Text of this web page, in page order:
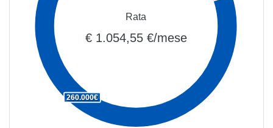
260.000€
Rata
€ 1.054,55 €/mese